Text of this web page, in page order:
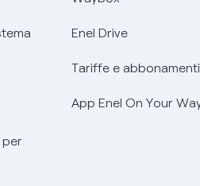
per
Enel Drive
Tariffe e abbonamenti
App Enel On Your